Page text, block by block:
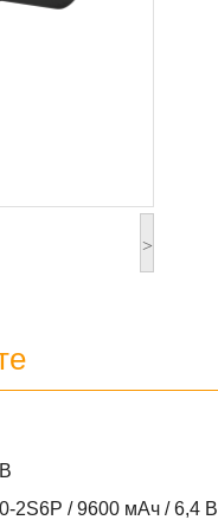
>
2S6P / 9600 мАч / 6,4 В